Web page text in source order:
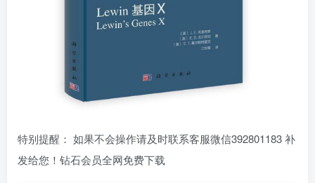
特别提醒： 如果不会操作请及时联系客服微信392801183 补
发给您！钻石会员全网免费下载